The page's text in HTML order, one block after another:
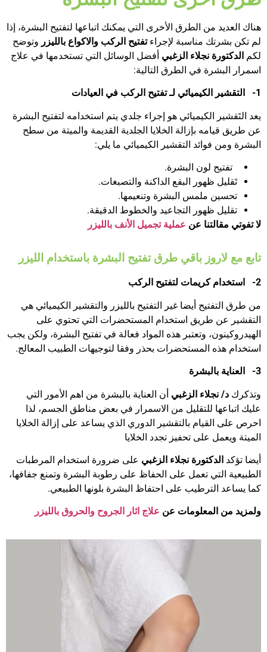
هناك العديد من الطرق الأخرى التي يمكنك اتباعها لتفتيح البشرة، إذا
لم تكن بشرتك مناسبة لإجراءتفتيح الركب والاكواع بالليزر وتوضح
لكم الدكتورة نجلاء الزغبي أفضل الوسائل التي تستخدمها في علاج
اسمرار البشرة في الطرق التالية:
1- التقشير الكيميائي لـتفتيح الركب في العيادات
يعد التَقشير الكيميائي هو إجراء جلدي يتم استخدامه لتفتيح البشرة
عن طريق قيامه بإزالة الخلايا الجلدية القديمة والميتة من سطح
البشرة ومن فوائد التقشير الكيميائي ما يلي:
تفتيح لون البشرة.
تَقليل ظهور البقع الداكنة والتصبغات.
تحسين ملمس البشرة وتنعيمها.
تقليل ظهور التجاعيد والخطوط الدقيقة.
لا تفوتي مقالتنا عن عملية تجميل الأنف بالليزر
تابع مع لاروز باقي طرق تفتيح البشرة باستخدام الليزر
2- استخدام كريمات لتفتيح الركب
من طرق التفتيح أيضا غير التفتيح بالليزر والتقشير الكيميائي هي
التقشير عن طريق استخدام المستحضرات التي تحتوي على
الهيدروكينون، وتعتبر هذه المواد فعالة في تفتيح البشرة، ولكن يجب
استخدام هذه المستحضرات بحذر وفقا لتوجيهات الطبيب المعالج.
3- العناية بالبشرة
وتذكرك د/ نجلاء الزغبي أن العناية بالبشرة من اهم الأمور التي
عليك اتباعها للتقليل من الاسمرار في بعض مناطق الجسم، لذا
احرص على القيام بالتقشير الدوري الذي يساعد على إزالة الخلايا
الميتة ويعمل على تحفيز تجدد الخلايا
أيضا تؤكد الدكتورة نجلاء الزغبي على ضرورة استخدام المرطبات
الطبيعية التي تعمل على الحفاظ على رطوبة البشرة وتمنع جفافها،
كما يساعد الترطيب على احتفاظ البشرة بلونها الطبيعي.
ولمزيد من المعلومات عن علاج اثار الجروح والحروق بالليزر